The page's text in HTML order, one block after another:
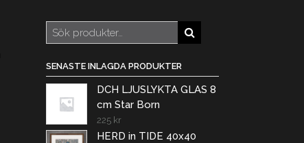
Sök
efter:
SENASTE INLAGDA PRODUKTER
DCH LJUSLYKTA GLAS 8
cm Star Born
225 kr
HERD in TIDE 40x40